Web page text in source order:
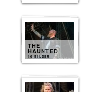
THE
HAUNTED
10 BILDER